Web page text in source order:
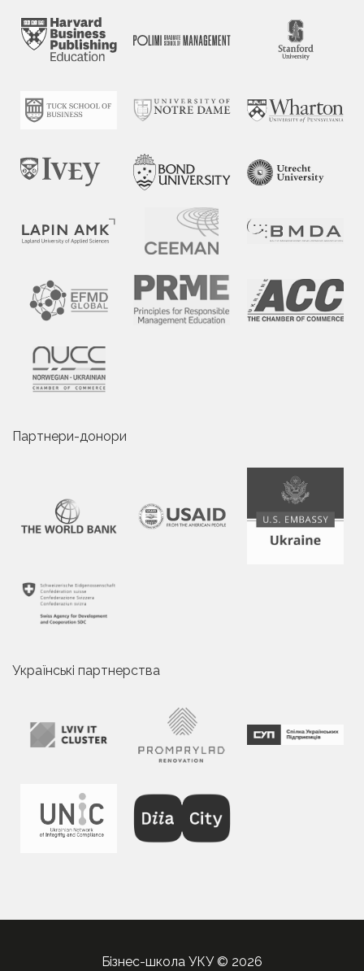
Партнери-донори
Українські партнерства
Бізнес-школа УКУ © 2026